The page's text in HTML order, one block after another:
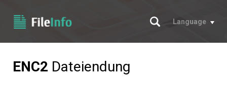
Suche
Language
ENC2 Dateiendung